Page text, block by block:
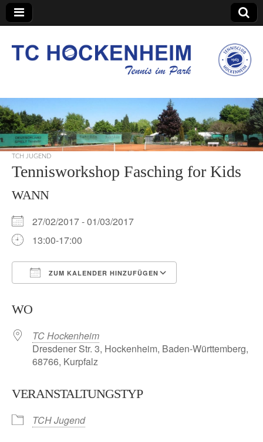
TC Hockenheim
TCH JUGEND
Tennisworkshop Fasching for Kids
WANN
27/02/2017 - 01/03/2017
13:00-17:00
ZUM KALENDER HINZUFÜGEN
WO
TC Hockenheim
Dresdener Str. 3, Hockenheim, Baden-Württemberg,
68766, Kurpfalz
VERANSTALTUNGSTYP
TCH Jugend